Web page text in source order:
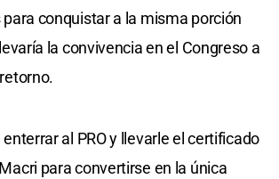
conquistar a la misma porción
la convivencia en el Congreso a
al PRO y llevarle el certificado
para convertirse en la única